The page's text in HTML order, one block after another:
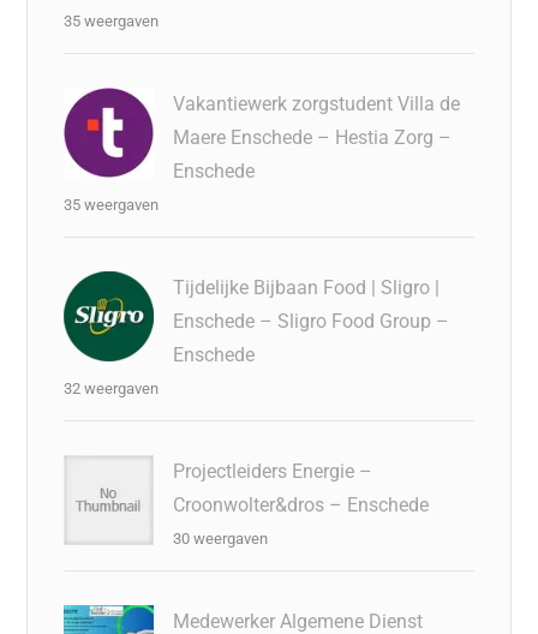
35 weergaven
Vakantiewerk zorgstudent Villa de
Maere Enschede – Hestia Zorg –
Enschede
35 weergaven
Tijdelijke Bijbaan Food | Sligro |
Enschede – Sligro Food Group –
Enschede
32 weergaven
Projectleiders Energie –
Croonwolter&dros – Enschede
30 weergaven
Medewerker Algemene Dienst